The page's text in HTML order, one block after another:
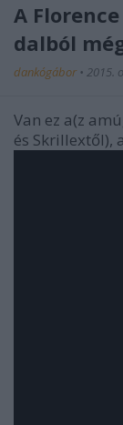
A
dalból
dankógábor • 2015.
Van ez a(z
és Skrillextől),